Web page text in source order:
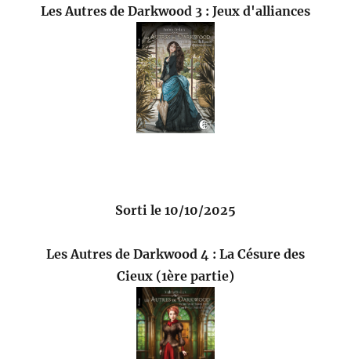
Les Autres de Darkwood 3 : Jeux d'alliances
Sorti le 10/10/2025
Les Autres de Darkwood 4 : La Césure des
Cieux (1ère partie)